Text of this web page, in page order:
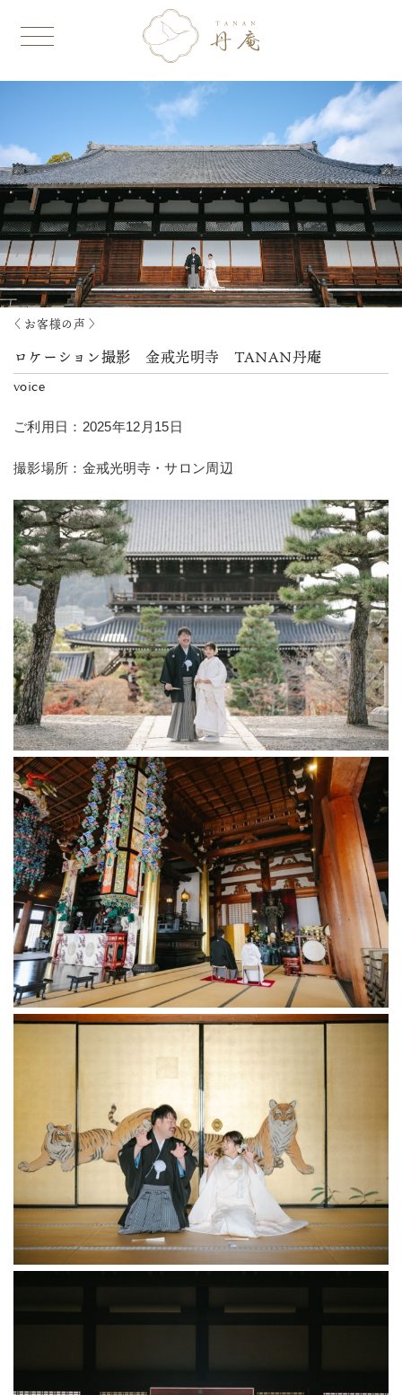
〈 お客様の声 〉
ロケーション撮影 金戒光明寺 TANAN丹庵
voice
ご利用日：2025年12月15日
撮影場所：金戒光明寺・サロン周辺